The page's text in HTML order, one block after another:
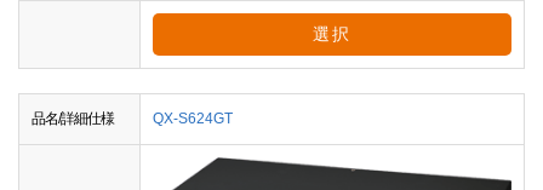
選択
品名/詳細仕様 QX-S624GT